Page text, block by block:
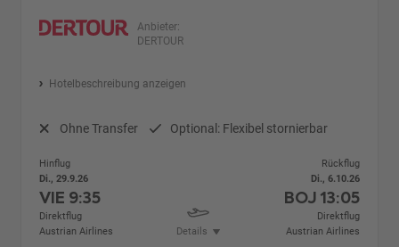
Anbieter:
DERTOUR
Hotelbeschreibung anzeigen
Ohne Transfer Optional: Flexibel stornierbar
Hinflug
Di., 29.9.26
VIE 9:35
Direktflug
Austrian Airlines
Details
Rückflug
Di., 6.10.26
BOJ 13:05
Direktflug
Austrian Airlines